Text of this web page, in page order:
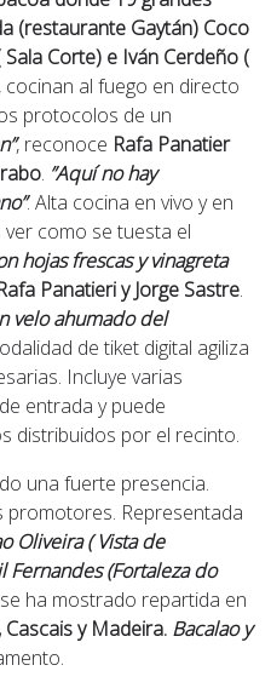
(restaurante Gaytán) Coco
Corte) e Iván Cerdeño (
al fuego en directo
protocolos de un
, reconoce Rafa Panatier
. ”Aquí no hay
. Alta cocina en vivo y en
como se tuesta el
hojas frescas y vinagreta
Panatieri y Jorge Sastre.
velo ahumado del
de tiket digital agiliza
Incluye varias
entrada y puede
distribuidos por el recinto.
una fuerte presencia.
promotores. Representada
Oliveira ( Vista de
Fernandes (Fortaleza do
ha mostrado repartida en
Cascais y Madeira. Bacalao y